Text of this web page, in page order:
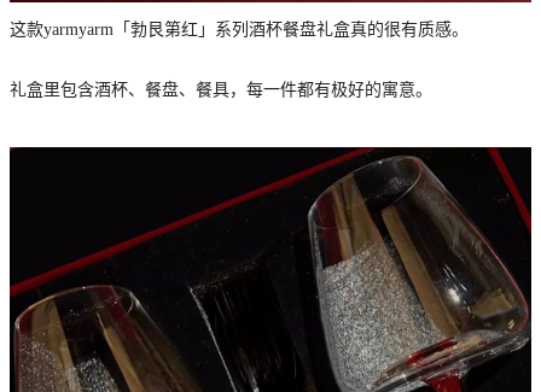
这款yarmyarm「勃艮第红」系列酒杯餐盘礼盒真的很有质感。
礼盒里包含酒杯、餐盘、餐具，每一件都有极好的寓意。